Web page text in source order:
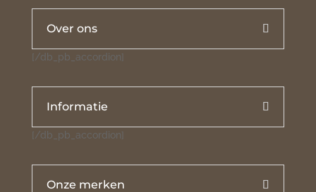
Over ons
[/db_pb_accordion]
Informatie
[/db_pb_accordion]
Onze merken